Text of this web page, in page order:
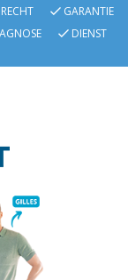
GARANTIE
DIENST